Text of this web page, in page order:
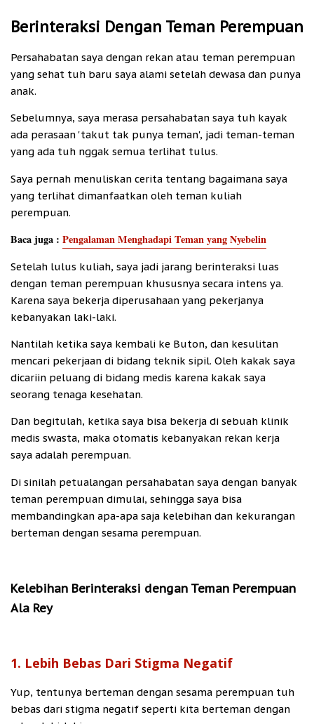
Berinteraksi Dengan Teman Perempuan
Persahabatan saya dengan rekan atau teman perempuan
yang sehat tuh baru saya alami setelah dewasa dan punya
anak.
Sebelumnya, saya merasa persahabatan saya tuh kayak
ada perasaan 'takut tak punya teman', jadi teman-teman
yang ada tuh nggak semua terlihat tulus.
Saya pernah menuliskan cerita tentang bagaimana saya
yang terlihat dimanfaatkan oleh teman kuliah
perempuan.
Baca juga : Pengalaman Menghadapi Teman yang Nyebelin
Setelah lulus kuliah, saya jadi jarang berinteraksi luas
dengan teman perempuan khususnya secara intens ya.
Karena saya bekerja diperusahaan yang pekerjanya
kebanyakan laki-laki.
Nantilah ketika saya kembali ke Buton, dan kesulitan
mencari pekerjaan di bidang teknik sipil. Oleh kakak saya
dicariin peluang di bidang medis karena kakak saya
seorang tenaga kesehatan.
Dan begitulah, ketika saya bisa bekerja di sebuah klinik
medis swasta, maka otomatis kebanyakan rekan kerja
saya adalah perempuan.
Di sinilah petualangan persahabatan saya dengan banyak
teman perempuan dimulai, sehingga saya bisa
membandingkan apa-apa saja kelebihan dan kekurangan
berteman dengan sesama perempuan.
Kelebihan Berinteraksi dengan Teman Perempuan
Ala Rey
1. Lebih Bebas Dari Stigma Negatif
Yup, tentunya berteman dengan sesama perempuan tuh
bebas dari stigma negatif seperti kita berteman dengan